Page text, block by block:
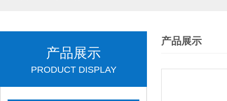
产品展示
PRODUCT DISPLAY
产品展示